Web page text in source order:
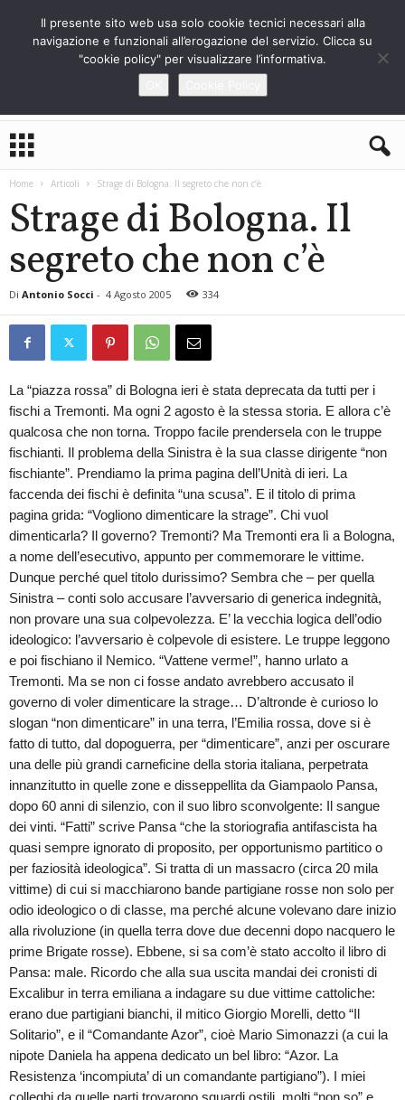
S
o
Home Articoli Strage di Bologna. Il segreto che non c’è
Strage di Bologna. Il
segreto che non c’è
Di Antonio Socci - 4 Agosto 2005 334
La “piazza rossa” di Bologna ieri è stata deprecata da tutti per i
fischi a Tremonti. Ma ogni 2 agosto è la stessa storia. E allora c’è
qualcosa che non torna. Troppo facile prendersela con le truppe
fischianti. Il problema della Sinistra è la sua classe dirigente “non
fischiante”. Prendiamo la prima pagina dell’Unità di ieri. La
faccenda dei fischi è definita “una scusa”. E il titolo di prima
pagina grida: “Vogliono dimenticare la strage”. Chi vuol
dimenticarla? Il governo? Tremonti? Ma Tremonti era lì a Bologna,
a nome dell’esecutivo, appunto per commemorare le vittime.
Dunque perché quel titolo durissimo? Sembra che – per quella
Sinistra – conti solo accusare l’avversario di generica indegnità,
non provare una sua colpevolezza. E’ la vecchia logica dell’odio
ideologico: l’avversario è colpevole di esistere. Le truppe leggono
e poi fischiano il Nemico. “Vattene verme!”, hanno urlato a
Tremonti. Ma se non ci fosse andato avrebbero accusato il
governo di voler dimenticare la strage… D’altronde è curioso lo
slogan “non dimenticare” in una terra, l’Emilia rossa, dove si è
fatto di tutto, dal dopoguerra, per “dimenticare”, anzi per oscurare
una delle più grandi carneficine della storia italiana, perpetrata
innanzitutto in quelle zone e disseppellita da Giampaolo Pansa,
dopo 60 anni di silenzio, con il suo libro sconvolgente: Il sangue
dei vinti. “Fatti” scrive Pansa “che la storiografia antifascista ha
quasi sempre ignorato di proposito, per opportunismo partitico o
per faziosità ideologica”. Si tratta di un massacro (circa 20 mila
vittime) di cui si macchiarono bande partigiane rosse non solo per
odio ideologico o di classe, ma perché alcune volevano dare inizio
alla rivoluzione (in quella terra dove due decenni dopo nacquero le
prime Brigate rosse). Ebbene, si sa com’è stato accolto il libro di
Pansa: male. Ricordo che alla sua uscita mandai dei cronisti di
Excalibur in terra emiliana a indagare su due vittime cattoliche:
erano due partigiani bianchi, il mitico Giorgio Morelli, detto “Il
Solitario”, e il “Comandante Azor”, cioè Mario Simonazzi (a cui la
nipote Daniela ha appena dedicato un bel libro: “Azor. La
Resistenza ‘incompiuta’ di un comandante partigiano”). I miei
colleghi da quelle parti trovarono sguardi ostili, molti “non so” e
Il presente sito web usa solo cookie tecnici necessari alla
navigazione e funzionali all’erogazione del servizio. Clicca su
"cookie policy" per visualizzare l’informativa.